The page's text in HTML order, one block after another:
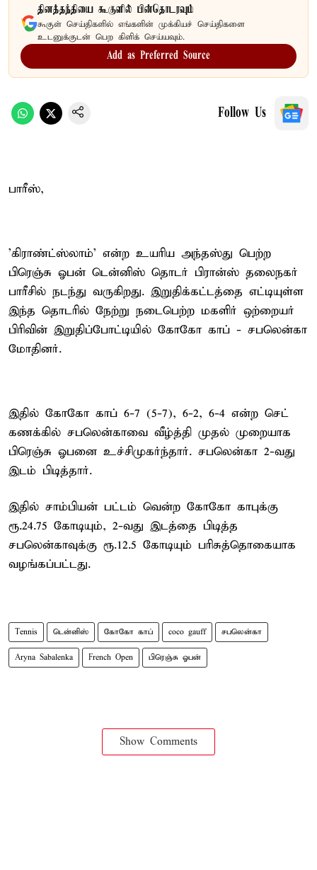
தினத்தந்தியை கூகுளில் பின்தொடரவும்
கூகுள் செய்திகளில் எங்களின் முக்கியச் செய்திகளை
உடனுக்குடன் பெற கிளிக் செய்யவும்.
Add as Preferred Source
Follow Us
பாரீஸ்,
'கிராண்ட்ஸ்லாம்' என்ற உயரிய அந்தஸ்து பெற்ற
பிரெஞ்சு ஓபன் டென்னிஸ் தொடர் பிரான்ஸ் தலைநகர்
பாரீசில் நடந்து வருகிறது. இறுதிக்கட்டத்தை எட்டியுள்ள
இந்த தொடரில் நேற்று நடைபெற்ற மகளிர் ஒற்றையர்
பிரிவின் இறுதிப்போட்டியில் கோகோ காப் - சபலென்கா
மோதினர்.
இதில் கோகோ காப் 6-7 (5-7), 6-2, 6-4 என்ற செட்
கணக்கில் சபலென்காவை வீழ்த்தி முதல் முறையாக
பிரெஞ்சு ஓபனை உச்சிமுகர்ந்தார். சபலென்கா 2-வது
இடம் பிடித்தார்.
இதில் சாம்பியன் பட்டம் வென்ற கோகோ காபுக்கு
ரூ.24.75 கோடியும், 2-வது இடத்தை பிடித்த
சபலென்காவுக்கு ரூ.12.5 கோடியும் பரிசுத்தொகையாக
வழங்கப்பட்டது.
Tennis டென்னிஸ் கோகோ காப் coco gauff சபலென்கா
Aryna Sabalenka French Open பிரெஞ்சு ஓபன்
Show Comments